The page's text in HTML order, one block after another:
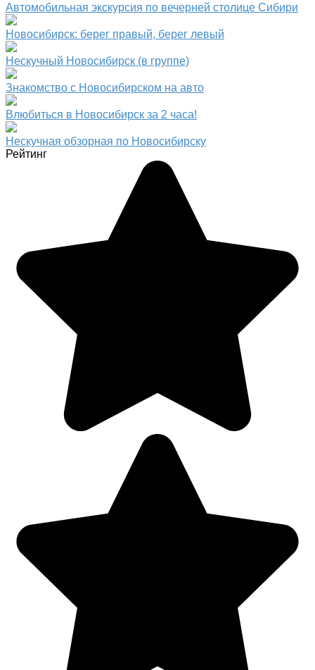
Автомобильная экскурсия по вечерней столице Сибири
Новосибирск: берег правый, берег левый
Нескучный Новосибирск (в группе)
Знакомство с Новосибирском на авто
Влюбиться в Новосибирск за 2 часа!
Нескучная обзорная по Новосибирску
Рейтинг